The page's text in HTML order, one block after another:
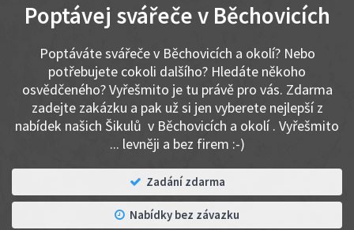
Poptávej svářeče v Běchovicích
Poptáváte svářeče v Běchovicích a okolí? Nebo
potřebujete cokoli dalšího? Hledáte někoho
osvědčeného? Vyřešmito je tu právě pro vás. Zdarma
zadejte zakázku a pak už si jen vyberete nejlepší z
nabídek našich Šikulů v Běchovicích a okolí . Vyřešmito
... levněji a bez firem :-)
Zadání zdarma
Nabídky bez závazku